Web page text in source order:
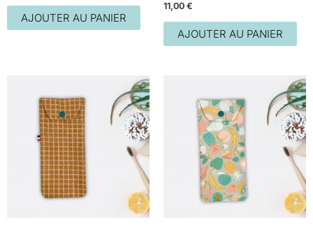
AJOUTER AU PANIER
11,00 €
AJOUTER AU PANIER